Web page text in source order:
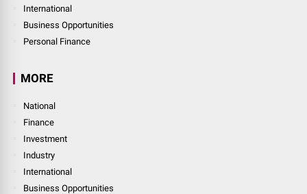
International
Business Opportunities
Personal Finance
MORE
National
Finance
Investment
Industry
International
Business Opportunities